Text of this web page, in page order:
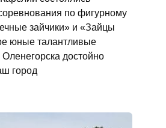
по фигурному
зайчики» и «Зайцы
юные талантливые
достойно
город